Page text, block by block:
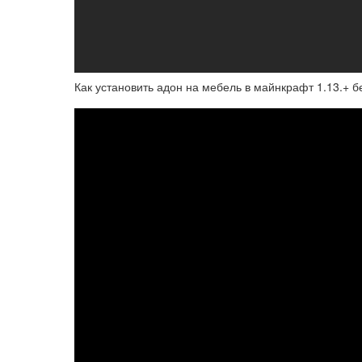
Как установить адон на мебель в майнкрафт 1.13.+